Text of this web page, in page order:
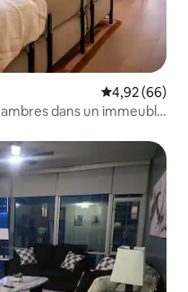
Évaluation
4,92 (66)
dans un immeuble